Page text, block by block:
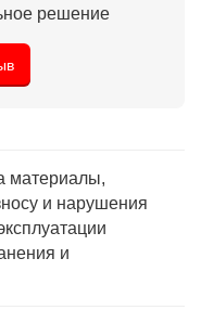
решение
материалы,
и нарушения
и